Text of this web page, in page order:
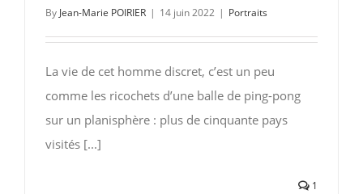
By Jean-Marie POIRIER | 14 juin 2022 | Portraits
La vie de cet homme discret, c’est un peu
comme les ricochets d’une balle de ping-pong
sur un planisphère : plus de cinquante pays
visités [...]
1